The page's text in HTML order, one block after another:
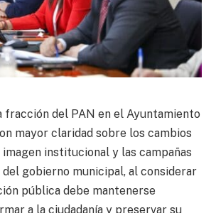
fracción del PAN en el Ayuntamiento
mayor claridad sobre los cambios
institucional y las campañas
gobierno municipal, al considerar
pública debe mantenerse
a la ciudadanía y preservar su